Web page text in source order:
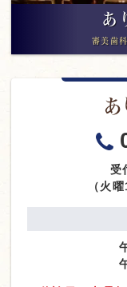
あ
審美歯
受
（火